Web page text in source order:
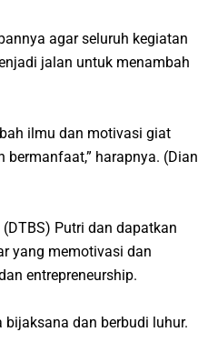
agar seluruh kegiatan
jalan untuk menambah
ilmu dan motivasi giat
harapnya. (Dian
Putri dan dapatkan
yang memotivasi dan
entrepreneurship.
dan berbudi luhur.